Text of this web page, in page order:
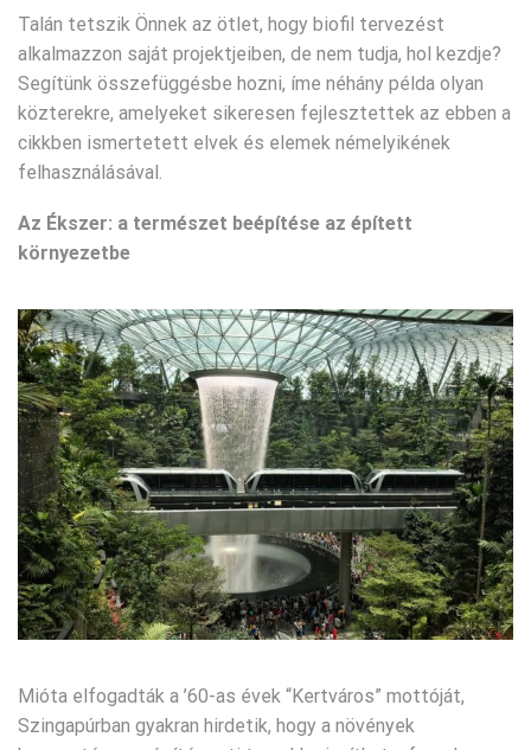
Talán tetszik Önnek az ötlet, hogy biofil tervezést
alkalmazzon saját projektjeiben, de nem tudja, hol kezdje?
Segítünk összefüggésbe hozni, íme néhány példa olyan
közterekre, amelyeket sikeresen fejlesztettek az ebben a
cikkben ismertetett elvek és elemek némelyikének
felhasználásával.
Az Ékszer: a természet beépítése az épített
környezetbe
Mióta elfogadták a ’60-as évek “Kertváros” mottóját,
Szingapúrban gyakran hirdetik, hogy a növények